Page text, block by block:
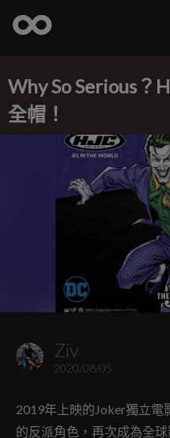
Why So Serious？
全帽！
Ziv
2020/08/05
2019年上映的Joker獨立電
的反派角色，再次成為全